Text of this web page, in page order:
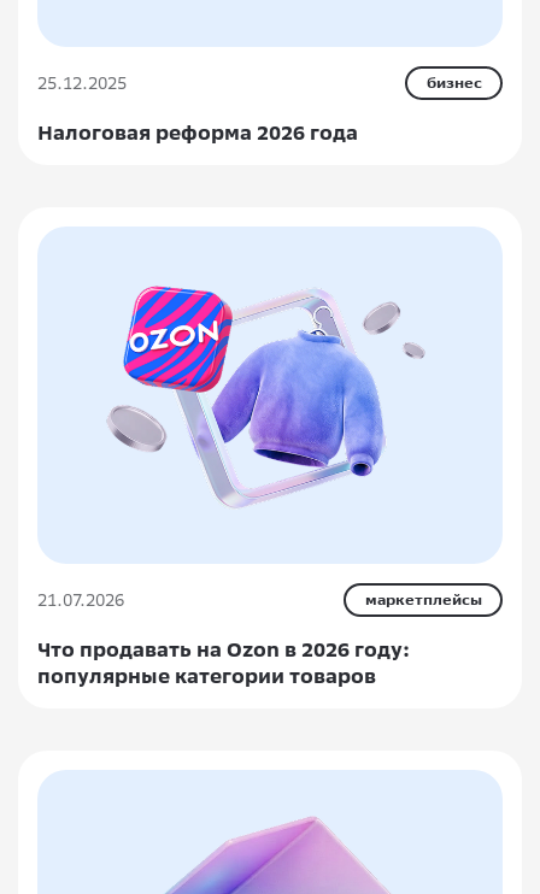
25.12.2025 бизнес
Налоговая реформа 2026 года
21.07.2026 маркетплейсы
Что продавать на Ozon в 2026 году:
популярные категории товаров